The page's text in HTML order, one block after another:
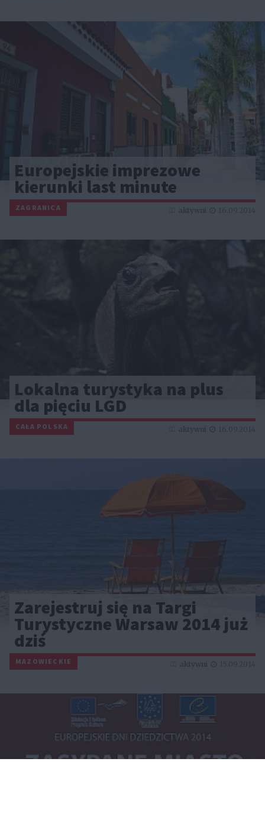
Europejskie imprezowe
kierunki last minute
ZAGRANICA
Lokalna turystyka na plus
dla pięciu LGD
CAŁA POLSKA
Zarejestruj się na Targi
Turystyczne Warsaw 2014 już
dziś
MAZOWIECKIE